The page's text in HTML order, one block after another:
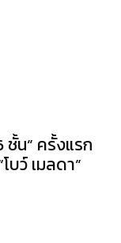
ชั้น” ครั้งแรก
บว์ เมลดา”